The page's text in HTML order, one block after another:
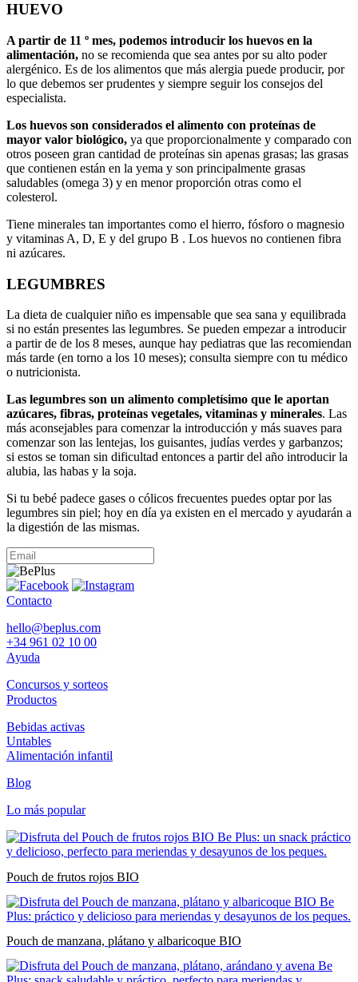
HUEVO
A partir de 11 º mes, podemos introducir los huevos en la
alimentación, no se recomienda que sea antes por su alto poder
alergénico. Es de los alimentos que más alergia puede producir, por
lo que debemos ser prudentes y siempre seguir los consejos del
especialista.
Los huevos son considerados el alimento con proteínas de
mayor valor biológico, ya que proporcionalmente y comparado con
otros poseen gran cantidad de proteínas sin apenas grasas; las grasas
que contienen están en la yema y son principalmente grasas
saludables (omega 3) y en menor proporción otras como el
colesterol.
Tiene minerales tan importantes como el hierro, fósforo o magnesio
y vitaminas A, D, E y del grupo B . Los huevos no contienen fibra
ni azúcares.
LEGUMBRES
La dieta de cualquier niño es impensable que sea sana y equilibrada
si no están presentes las legumbres. Se pueden empezar a introducir
a partir de de los 8 meses, aunque hay pediatras que las recomiendan
más tarde (en torno a los 10 meses); consulta siempre con tu médico
o nutricionista.
Las legumbres son un alimento completísimo que le aportan
azúcares, fibras, proteínas vegetales, vitaminas y minerales. Las
más aconsejables para comenzar la introducción y más suaves para
comenzar son las lentejas, los guisantes, judías verdes y garbanzos;
si estos se toman sin dificultad entonces a partir del año introducir la
alubia, las habas y la soja.
Si tu bebé padece gases o cólicos frecuentes puedes optar por las
legumbres sin piel; hoy en día ya existen en el mercado y ayudarán a
la digestión de las mismas.
Contacto
hello@beplus.com
+34 961 02 10 00
Ayuda
Concursos y sorteos
Productos
Bebidas activas
Untables
Alimentación infantil
Blog
Lo más popular
Pouch de frutos rojos BIO
Pouch de manzana, plátano y albaricoque BIO